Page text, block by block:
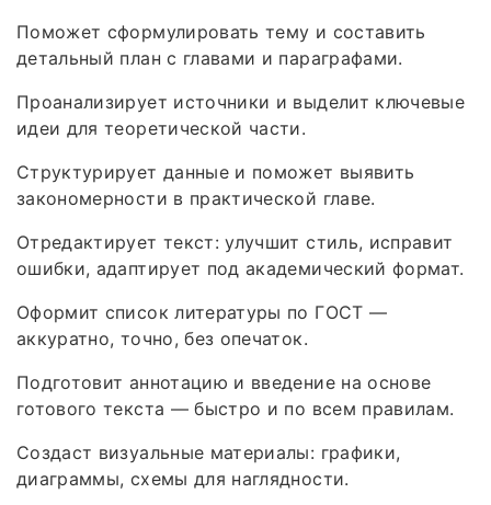
Поможет сформулировать тему и составить
детальный план с главами и параграфами.
Проанализирует источники и выделит ключевые
идеи для теоретической части.
Структурирует данные и поможет выявить
закономерности в практической главе.
Отредактирует текст: улучшит стиль, исправит
ошибки, адаптирует под академический формат.
Оформит список литературы по ГОСТ —
аккуратно, точно, без опечаток.
Подготовит аннотацию и введение на основе
готового текста — быстро и по всем правилам.
Создаст визуальные материалы: графики,
диаграммы, схемы для наглядности.